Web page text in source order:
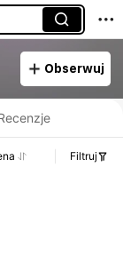
Obserwuj
Informacje o produkcie: Ujawnienie ceny, dane dotyczące sprzedaży i stanu magazynowego.
Filtruj